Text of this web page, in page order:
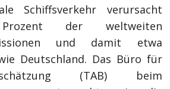
Schiffsverkehr verursacht
der weltweiten
und damit etwa
Deutschland. Das Büro für
(TAB) beim